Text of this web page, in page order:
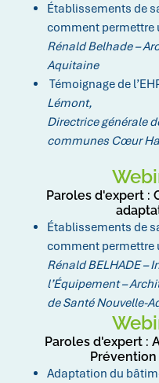
Établissements de
comment permettre
Rénald Belhade –
Aquitaine
Témoignage de
Lémont,
Directrice générale
communes Cœur
Paroles d'expert :
Établissements de
comment permettre
Rénald BELHADE –
l’Équipement –
de Santé Nouvelle-
Paroles d'expert :
Adaptation du